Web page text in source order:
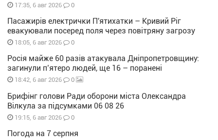
17:35, 6 авг 2026 0
Пасажирів електрички П'ятихатки – Кривий Ріг
евакуювали посеред поля через повітряну загрозу
18:05, 6 авг 2026 0
Росія майже 60 разів атакувала Дніпропетровщину:
загинули п’ятеро людей, ще 16 – поранені
18:42, 6 авг 2026 0
Брифінг голови Ради оборони міста Олександра
Вілкула за підсумками 06 08 26
19:15, 6 авг 2026 0
Погода на 7 серпня